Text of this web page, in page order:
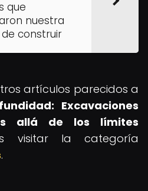
que
nuestra
construir
artículos parecidos a
Excavaciones
allá de los límites
visitar la categoría
.